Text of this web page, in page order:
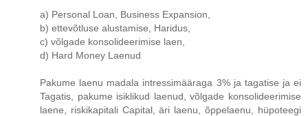
a) Personal Loan, Business Expansion,
b) ettevõtluse alustamise, Haridus,
c) võlgade konsolideerimise laen,
d) Hard Money Laenud
Pakume laenu madala intressimääraga 3% ja tagatise ja ei
Tagatis, pakume isiklikud laenud, võlgade konsolideerimise
laene, riskikapitali Capital, äri laenu, õppelaenu, hüpoteegi